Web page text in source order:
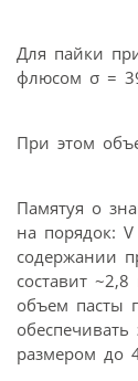
Для пайки
флюсом σ =
При этом
Памятуя о
на порядок:
содержании
составит
объем пасты
размером до